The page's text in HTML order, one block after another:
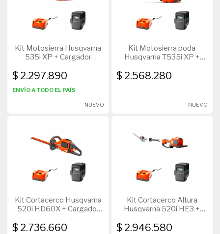
Kit Motosierra Husqvarna
535i XP + Cargador
$ 2.297.890
ENVÍO A TODO EL PAÍS
NUEVO
Kit Motosierra poda
Husqvarna T535i XP +
BLI200
$ 2.568.280
NUEVO
Kit Cortacerco Husqvarna
520i HD60X + Cargador
$ 2.736.660
Kit Cortacerco Altura
Husqvarna 520i HE3 +
BLI200
$ 2.946.580